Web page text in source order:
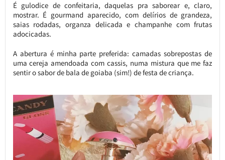
É gulodice de confeitaria, daquelas pra saborear e, claro,
mostrar. É gourmand aparecido, com delírios de grandeza,
saias rodadas, organza delicada e champanhe com frutas
adocicadas.
A abertura é minha parte preferida: camadas sobrepostas de
uma cereja amendoada com cassis, numa mistura que me faz
sentir o sabor de bala de goiaba (sim!) de festa de criança.